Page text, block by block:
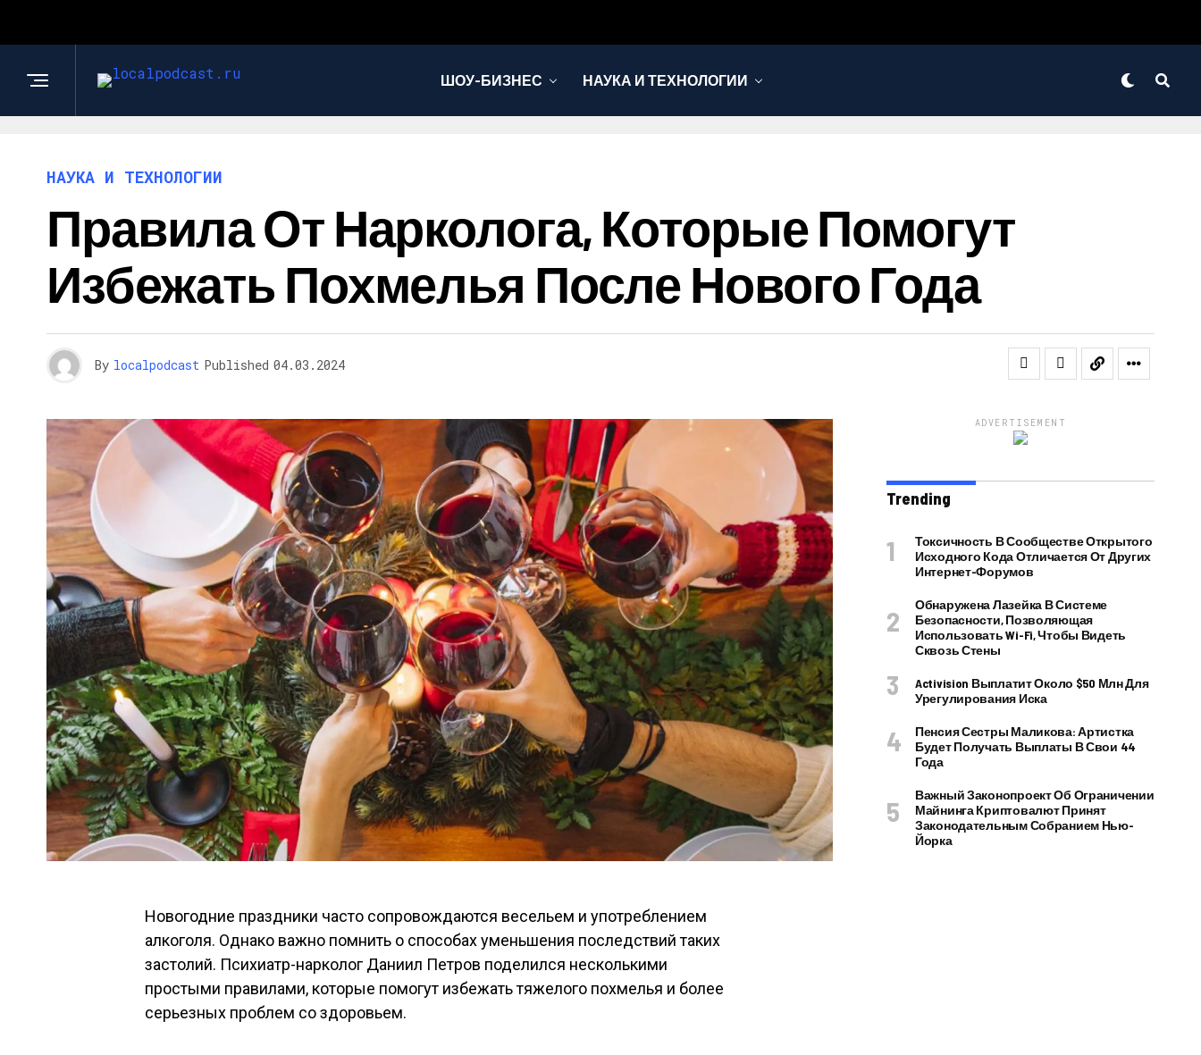
ШОУ-БИЗНЕС НАУКА И ТЕХНОЛОГИИ
НАУКА И ТЕХНОЛОГИИ
Правила От Нарколога, Которые Помогут
Избежать Похмелья После Нового Года
By localpodcast Published 04.03.2024
Новогодние праздники часто сопровождаются весельем и употреблением
алкоголя. Однако важно помнить о способах уменьшения последствий таких
застолий. Психиатр-нарколог Даниил Петров поделился несколькими
простыми правилами, которые помогут избежать тяжелого похмелья и более
серьезных проблем со здоровьем.
ADVERTISEMENT
Trending
Токсичность В Сообществе Открытого
Исходного Кода Отличается От Других
Интернет-Форумов
Обнаружена Лазейка В Системе
Безопасности, Позволяющая
Использовать Wi-Fi, Чтобы Видеть
Сквозь Стены
Activision Выплатит Около $50 Млн Для
Урегулирования Иска
Пенсия Сестры Маликова: Артистка
Будет Получать Выплаты В Свои 44
Года
Важный Законопроект Об Ограничении
Майнинга Криптовалют Принят
Законодательным Собранием Нью-
Йорка